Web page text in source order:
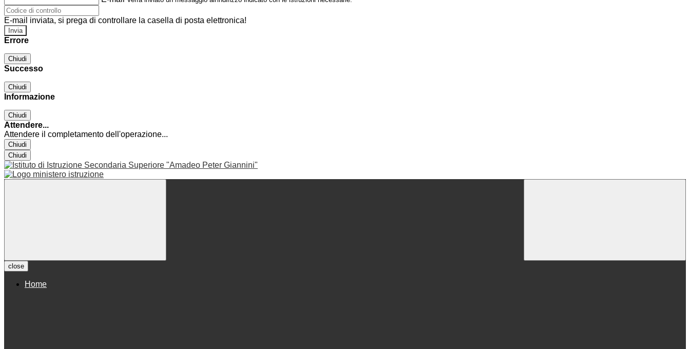
E-mail inviata, si prega di controllare la casella di posta elettronica!
Errore
Chiudi
Successo
Chiudi
Informazione
Chiudi
Attendere...
Attendere il completamento dell'operazione...
Chiudi
Chiudi
close
Home